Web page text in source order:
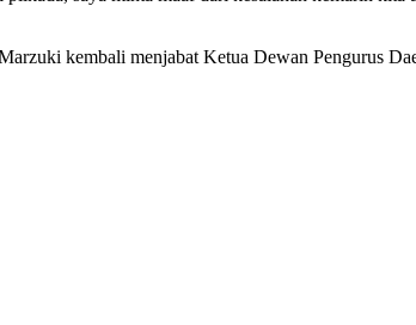
kembali menjabat Ketua Dewan Pengurus